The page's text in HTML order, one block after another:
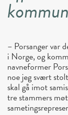
– Porsanger var
i Norge, og
navneformer
noe jeg svært
skal gå imot
tre stammers